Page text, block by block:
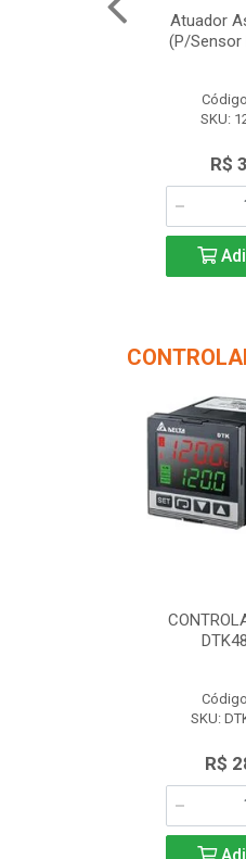
Atuador
(P/Sensor
SKU:
R$
SKU:
R$